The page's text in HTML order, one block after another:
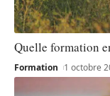
Quelle formation
Formation 1 octobre